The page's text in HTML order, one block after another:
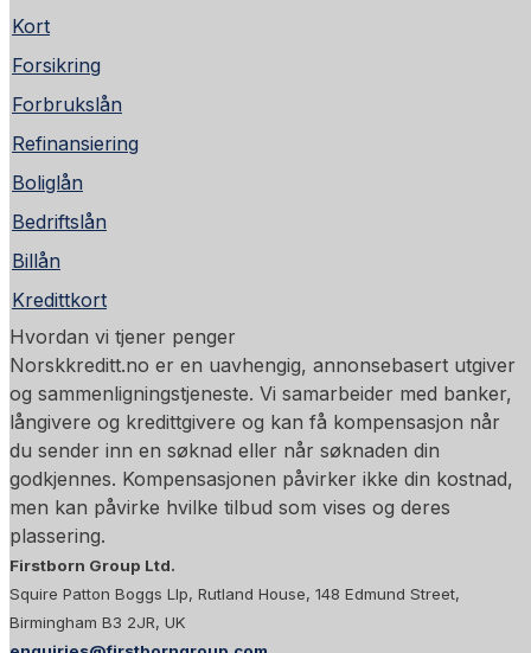
Kort
Forsikring
Forbrukslån
Refinansiering
Boliglån
Bedriftslån
Billån
Kredittkort
Hvordan vi tjener penger
Norskkreditt.no er en uavhengig, annonsebasert utgiver
og sammenligningstjeneste. Vi samarbeider med banker,
långivere og kredittgivere og kan få kompensasjon når
du sender inn en søknad eller når søknaden din
godkjennes. Kompensasjonen påvirker ikke din kostnad,
men kan påvirke hvilke tilbud som vises og deres
plassering.
Firstborn Group Ltd.
Squire Patton Boggs Llp, Rutland House, 148 Edmund Street,
Birmingham B3 2JR, UK